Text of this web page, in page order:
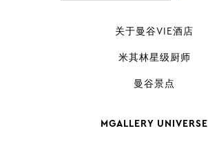
关于曼谷VIE酒店
米其林星级厨师
曼谷景点
MGALLERY UNIVERSE